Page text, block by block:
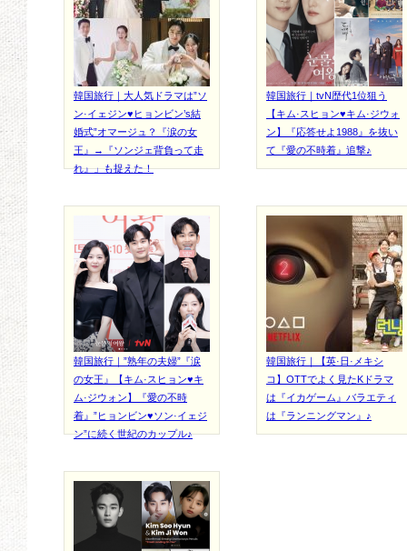
韓国旅行｜大人気ドラマは”ソ
ン·イェジン♥ヒョンビン’s結
婚式”オマージュ？『涙の女
王』→『ソンジェ背負って走
れ』」も捉えた！
韓国旅行｜tvN歴代1位狙う
【キム·スヒョン♥キム·ジウォ
ン】『応答せよ1988』を抜い
て『愛の不時着』追撃♪
韓国旅行｜”熟年の夫婦”『涙
の女王』【キム·スヒョン♥キ
ム·ジウォン】『愛の不時
着』”ヒョンビン♥ソン·イェジ
ン”に続く世紀のカップル♪
韓国旅行｜【英·日·メキシ
コ】OTTでよく見たKドラマ
は『イカゲーム』バラエティ
は『ランニングマン』♪